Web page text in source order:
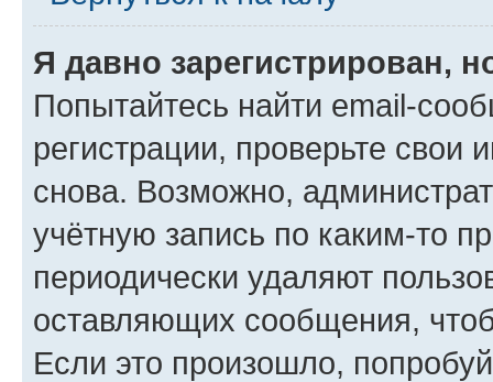
Я давно зарегистрирован,
Попытайтесь найти email-
регистрации, проверьте свои
снова. Возможно,
учётную запись по каким-то
периодически удаляют
оставляющих сообщения,
Если это произошло,